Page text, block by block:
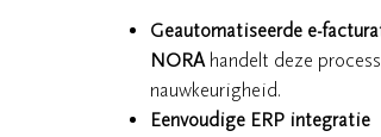
Geautomatiseerde e-
NORAhandelt deze
nauwkeurigheid.
Eenvoudige ERP integratie